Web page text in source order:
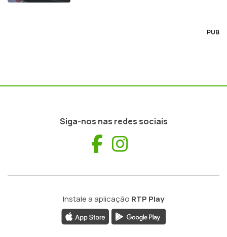
PUB
Siga-nos nas redes sociais
Facebook
Instale a aplicação RTP Play